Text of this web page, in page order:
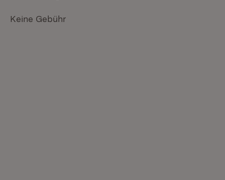
Keine Gebühr